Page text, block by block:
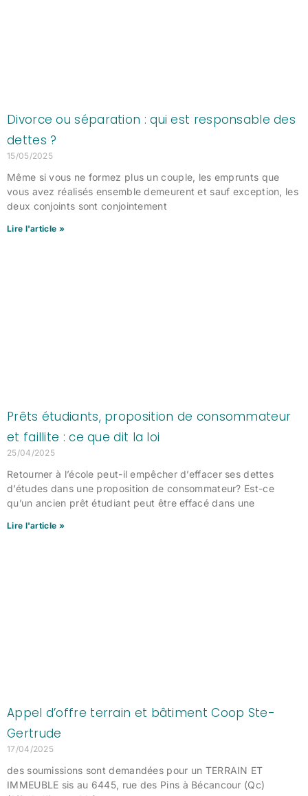
Divorce ou séparation : qui est responsable des
dettes ?
15/05/2025
Même si vous ne formez plus un couple, les emprunts que
vous avez réalisés ensemble demeurent et sauf exception, les
deux conjoints sont conjointement
Lire l'article »
Prêts étudiants, proposition de consommateur
et faillite : ce que dit la loi
25/04/2025
Retourner à l’école peut-il empêcher d’effacer ses dettes
d’études dans une proposition de consommateur? Est-ce
qu’un ancien prêt étudiant peut être effacé dans une
Lire l'article »
Appel d’offre terrain et bâtiment Coop Ste-
Gertrude
17/04/2025
des soumissions sont demandées pour un TERRAIN ET
IMMEUBLE sis au 6445, rue des Pins à Bécancour (Qc)